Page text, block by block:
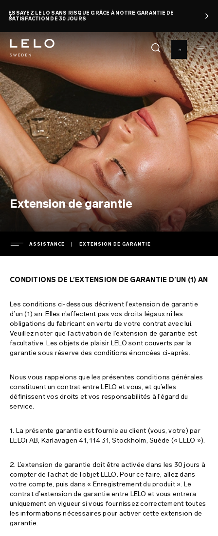
contenu
principal
ESSAYEZ LELO SANS RISQUE GRÂCE À NOTRE GARANTIE DE
SATISFACTION DE 30 JOURS
Extension de garantie
ASSISTANCE EXTENSION DE GARANTIE
presse
dossier de presse
politique de confidentialité
politique en matière de cookies
conditions d’utilisation
environnement
propriété intellectuelle
ASSISTANCE
garantie
extension de garantie
livraison
service client contact
télécharger un manuel
regulatory compliance
plan du site
FAQ
FAQ - général
FAQ - achats en ligne
FAQ - produits
France
Italy
CONDITIONS DE L’EXTENSION DE GARANTIE D’UN (1) AN
Les conditions ci-dessous décrivent l’extension de garantie
d’un (1) an. Elles n’affectent pas vos droits légaux ni les
obligations du fabricant en vertu de votre contrat avec lui.
Veuillez noter que l’activation de l’extension de garantie est
facultative. Les objets de plaisir LELO sont couverts par la
garantie sous réserve des conditions énoncées ci-après.
Nous vous rappelons que les présentes conditions générales
constituent un contrat entre LELO et vous, et qu’elles
définissent vos droits et vos responsabilités à l’égard du
service.
1. La présente garantie est fournie au client (vous, votre) par
LELOi AB, Karlavägen 41, 114 31, Stockholm, Suède (« LELO »).
2. L’extension de garantie doit être activée dans les 30 jours à
compter de l’achat de l’objet LELO. Pour ce faire, allez dans
votre compte, puis dans « Enregistrement du produit ». Le
contrat d’extension de garantie entre LELO et vous entrera
uniquement en vigueur si vous fournissez correctement toutes
les informations nécessaires pour activer cette extension de
garantie.